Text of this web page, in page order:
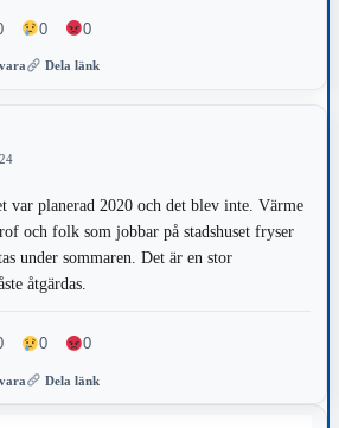
0 0
Dela länk
var planerad 2020 och det blev inte. Värme
och folk som jobbar på stadshuset fryser
under sommaren. Det är en stor
åtgärdas.
0 0
Dela länk